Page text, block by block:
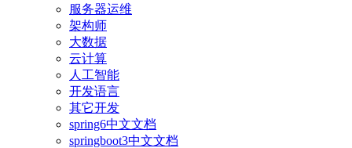
服务器运维
架构师
大数据
云计算
人工智能
开发语言
其它开发
spring6中文文档
springboot3中文文档